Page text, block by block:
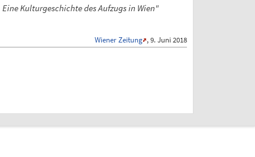
Kulturgeschichte des Aufzugs in Wien"
Wiener Zeitung , 9. Juni 2018